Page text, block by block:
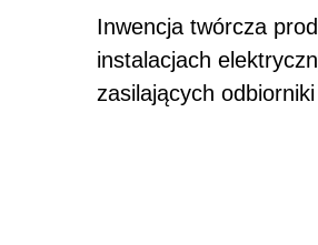
Inwencja twórcza
instalacjach
zasilających